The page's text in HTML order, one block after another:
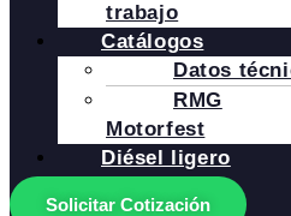
trabajo
Catálogos
Datos
RMG
Motorfest
Diésel ligero
Solicitar Cotización